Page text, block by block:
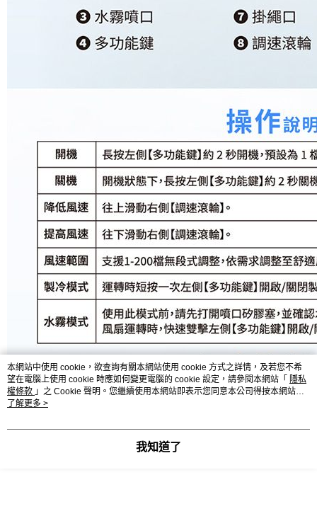
本網站中使用 cookie，欲查詢有關本網站使用 cookie 方式之詳情，及若您不希
望在電腦上使用 cookie 時應如何變更電腦的 cookie 設定，請參閱本網站「 隱私
權條款 」之 Cookie 聲明。您繼續使用本網站即表示您同意本公司得按本網站使
用條款之 Cookie 聲明使用 cookie。
了解更多 >
我知道了